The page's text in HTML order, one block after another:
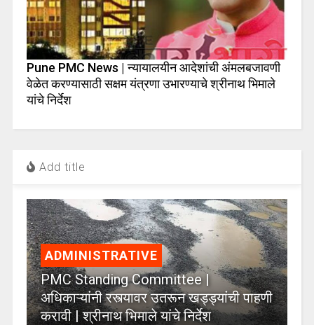
Pune PMC News | न्यायालयीन आदेशांची अंमलबजावणी
वेळेत करण्यासाठी सक्षम यंत्रणा उभारण्याचे श्रीनाथ भिमाले
यांचे निर्देश
Add title
ADMINISTRATIVE
PMC Standing Committee |
अधिकाऱ्यांनी रस्त्यावर उतरून खड्ड्यांची पाहणी
करावी | श्रीनाथ भिमाले यांचे निर्देश